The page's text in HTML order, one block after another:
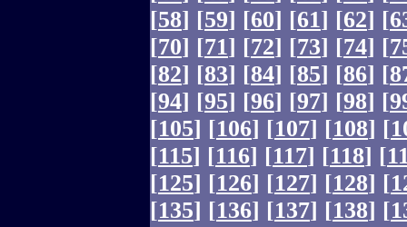
[58] [59] [60] [61] [62] [
[70] [71] [72] [73] [74] [
[82] [83] [84] [85] [86] [
[94] [95] [96] [97] [98] [
[105] [106] [107] [108] [
[115] [116] [117] [118] [
[125] [126] [127] [128] [
[135] [136] [137] [138] [